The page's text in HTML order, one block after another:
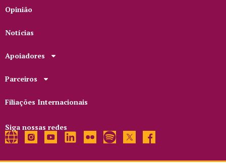
Opinião
Notícias
Apoiadores
Parceiros
Filiações Internacionais
Siga nossas redes